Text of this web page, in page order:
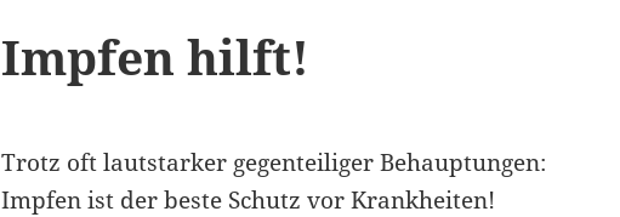
Impfen hilft!
Trotz oft lautstarker gegenteiliger Behauptungen:
Impfen ist der beste Schutz vor Krankheiten!